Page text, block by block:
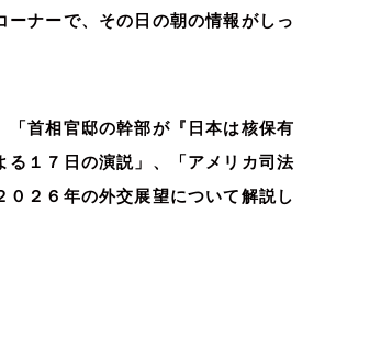
ナーで、その日の朝の情報がしっ
首相官邸の幹部が『日本は核保有
る１７日の演説」、「アメリカ司法
２６年の外交展望について解説し